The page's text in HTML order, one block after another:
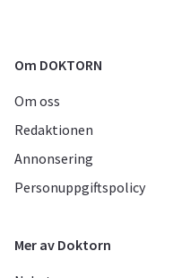
Om DOKTORN
Om oss
Redaktionen
Annonsering
Personuppgiftspolicy
Mer av Doktorn